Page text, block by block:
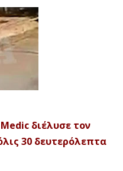
διέλυσε τον
30 δευτερόλεπτα